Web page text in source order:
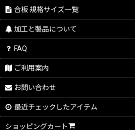
合板 規格サイズ一覧
加工と製品について
FAQ
ご利用案内
お問い合わせ
最近チェックしたアイテム
ショッピングカート